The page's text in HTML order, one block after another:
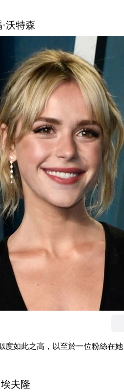
沃特森
度如此之高，以至於一位粉絲在她
夫隆